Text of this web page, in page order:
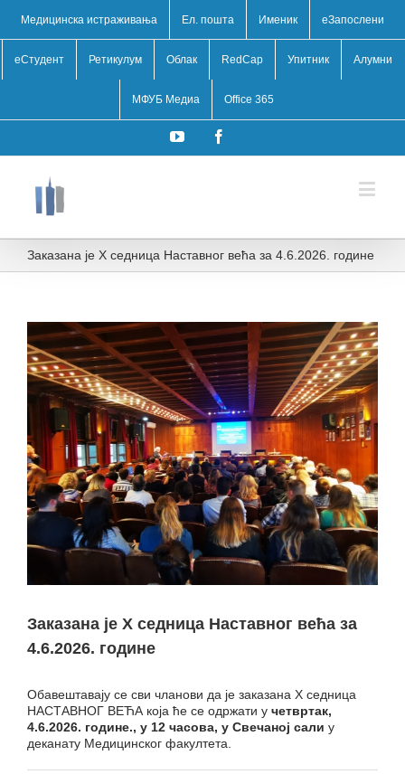
Медицинска истраживања Ел. пошта Именик eЗапослени
еСтудент Ретикулум Облак RedCap Упитник Алумни
МФУБ Медиа Office 365
YouTube
Заказана је X седница Наставног већа за 4.6.2026. године
View
Larger
Image
Заказана је X седница Наставног већа за
4.6.2026. године
Обавештавају се сви чланови да је заказана X седница
НАСТАВНОГ ВЕЋА која ће се одржати у четвртак,
4.6.2026. године., у 12 часова, у Свечаној сали у
деканату Медицинског факултета.